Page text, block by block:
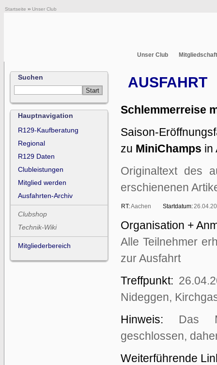
Startseite ›› Unser Club
Unser Club Mitgliedschaft
Suchen
Hauptnavigation
R129-Kaufberatung
Regional
R129 Daten
Clubleistungen
Mitglied werden
Ausfahrten-Archiv
Clubshop
Technik-Wiki
Mitgliederbereich
AUSFAHRT
Schlemmerreise
Saison-
zu MiniChamps in
Originaltext des
erschienenen
RT:Aachen Startdatum:
Organisation +
Alle Teilnehmer
zur Ausfahrt
Treffpunkt:
Nideggen,
Hinweis: Das
geschlossen,
Weiterführende